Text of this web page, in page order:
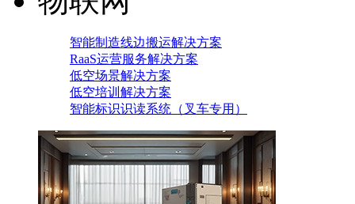
智能制造线边搬运解决方案
RaaS运营服务解决方案
低空场景解决方案
低空培训解决方案
智能标识识读系统（叉车专用）